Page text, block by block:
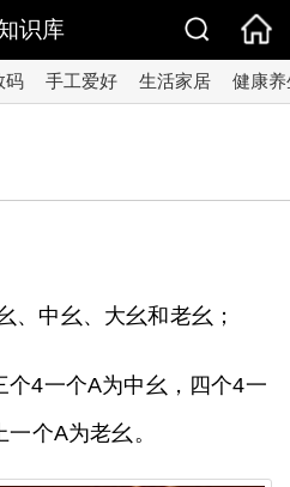
识库
码 手工爱好 生活家居 健康养
、中幺、大幺和老幺；
个4一个A为中幺，四个4一
个A为老幺。